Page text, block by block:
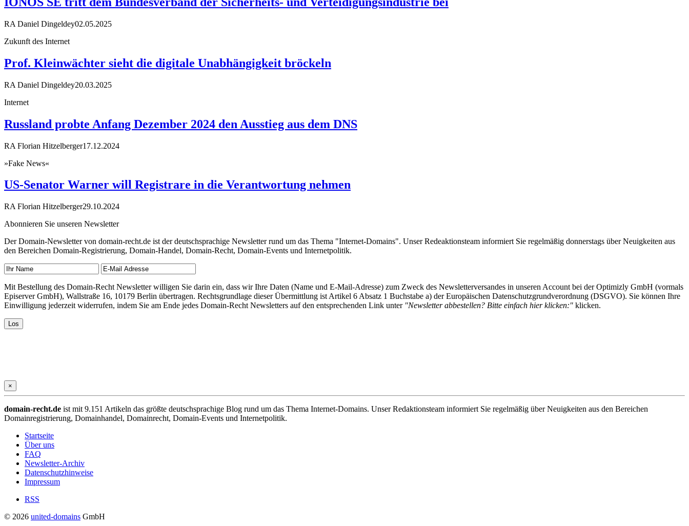
RA Daniel Dingeldey02.05.2025
Zukunft des Internet
Prof. Kleinwächter sieht die digitale Unabhängigkeit bröckeln
RA Daniel Dingeldey20.03.2025
Internet
Russland probte Anfang Dezember 2024 den Ausstieg aus dem DNS
RA Florian Hitzelberger17.12.2024
»Fake News«
US-Senator Warner will Registrare in die Verantwortung nehmen
RA Florian Hitzelberger29.10.2024
Abonnieren Sie unseren Newsletter
Der Domain-Newsletter von domain-recht.de ist der deutschsprachige Newsletter rund um das Thema "Internet-Domains". Unser Redeaktionsteam informiert Sie regelmäßig donnerstags über Neuigkeiten aus
den Bereichen Domain-Registrierung, Domain-Handel, Domain-Recht, Domain-Events und Internetpolitik.
Mit Bestellung des Domain-Recht Newsletter willigen Sie darin ein, dass wir Ihre Daten (Name und E-Mail-Adresse) zum Zweck des Newsletterversandes in unseren Account bei der Optimizly GmbH (vormals
Episerver GmbH), Wallstraße 16, 10179 Berlin übertragen. Rechtsgrundlage dieser Übermittlung ist Artikel 6 Absatz 1 Buchstabe a) der Europäischen Datenschutzgrundverordnung (DSGVO). Sie können Ihre
Einwilligung jederzeit widerrufen, indem Sie am Ende jedes Domain-Recht Newsletters auf den entsprechenden Link unter "Newsletter abbestellen? Bitte einfach hier klicken:" klicken.
×
domain-recht.de ist mit 9.151 Artikeln das größte deutschsprachige Blog rund um das Thema Internet-Domains. Unser Redaktionsteam informiert Sie regelmäßig über Neuigkeiten aus den Bereichen
Domainregistrierung, Domainhandel, Domainrecht, Domain-Events und Internetpolitik.
Startseite
Über uns
FAQ
Newsletter-Archiv
Datenschutzhinweise
Impressum
RSS
© 2026 united-domains GmbH